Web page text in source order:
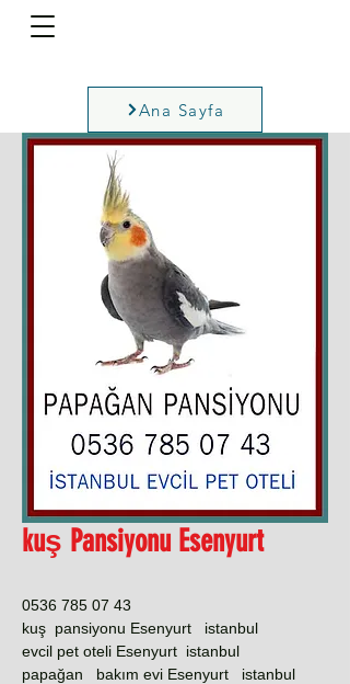
Ana Sayfa
kuş Pansiyonu Esenyurt
0536 785 07 43
kuş pansiyonu Esenyurt istanbul
evcil pet oteli Esenyurt istanbul
papağan bakım evi Esenyurt istanbul